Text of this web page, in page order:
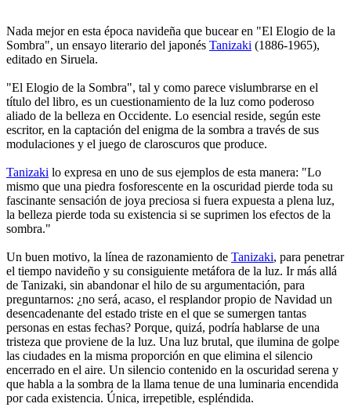
Nada mejor en esta época navideña que bucear en "El Elogio de la
Sombra", un ensayo literario del japonés Tanizaki (1886-1965),
editado en Siruela.
"El Elogio de la Sombra", tal y como parece vislumbrarse en el
título del libro, es un cuestionamiento de la luz como poderoso
aliado de la belleza en Occidente. Lo esencial reside, según este
escritor, en la captación del enigma de la sombra a través de sus
modulaciones y el juego de claroscuros que produce.
Tanizaki lo expresa en uno de sus ejemplos de esta manera: "Lo
mismo que una piedra fosforescente en la oscuridad pierde toda su
fascinante sensación de joya preciosa si fuera expuesta a plena luz,
la belleza pierde toda su existencia si se suprimen los efectos de la
sombra."
Un buen motivo, la línea de razonamiento de Tanizaki, para penetrar
el tiempo navideño y su consiguiente metáfora de la luz. Ir más allá
de Tanizaki, sin abandonar el hilo de su argumentación, para
preguntarnos: ¿no será, acaso, el resplandor propio de Navidad un
desencadenante del estado triste en el que se sumergen tantas
personas en estas fechas? Porque, quizá, podría hablarse de una
tristeza que proviene de la luz. Una luz brutal, que ilumina de golpe
las ciudades en la misma proporción en que elimina el silencio
encerrado en el aire. Un silencio contenido en la oscuridad serena y
que habla a la sombra de la llama tenue de una luminaria encendida
por cada existencia. Única, irrepetible, espléndida.